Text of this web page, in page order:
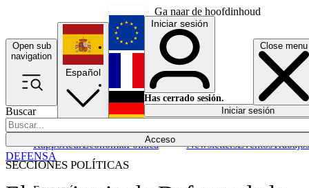
Ga naar de hoofdinhoud
Open sub
navigation
Close menu
Buscar
Acceso
SECCIONES POLÍTICAS
RapporteurEconomíaPolítica NewslettersEventosTrabajos
Español
English
Français
Iniciar sesión
Has cerrado sesión.
Iniciar sesión
DEFENSA